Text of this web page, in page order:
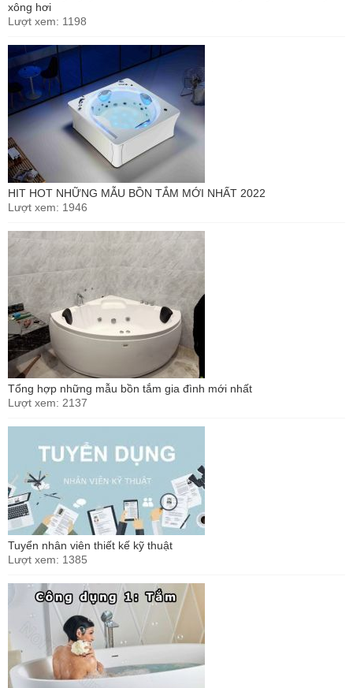
xông hơi
Lượt xem: 1198
HIT HOT NHỮNG MẪU BỒN TẮM MỚI NHẤT 2022
Lượt xem: 1946
Tổng hợp những mẫu bồn tắm gia đình mới nhất
Lượt xem: 2137
Tuyển nhân viên thiết kế kỹ thuật
Lượt xem: 1385